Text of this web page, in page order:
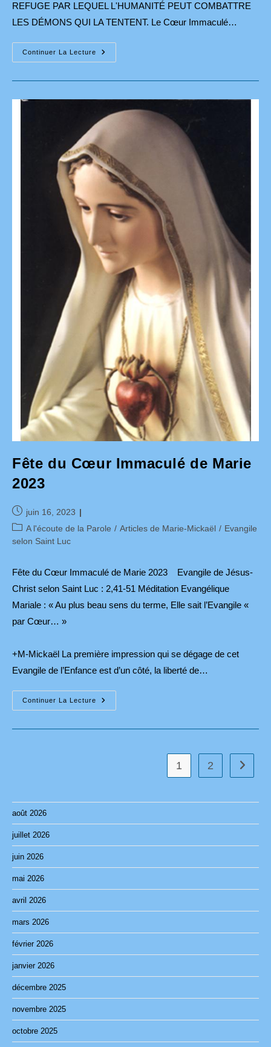
REFUGE PAR LEQUEL L'HUMANITÉ PEUT COMBATTRE
LES DÉMONS QUI LA TENTENT. Le Cœur Immaculé…
Continuer La Lecture
Messages
Donnés
Luz
Au
17
Juin
2023
Fête du Cœur Immaculé de Marie
2023
Publication
publiée :
juin 16, 2023
Post
category:
A l'écoute de la Parole / Articles de Marie-Mickaël / Evangile
selon Saint Luc
Fête du Cœur Immaculé de Marie 2023 Evangile de Jésus-
Christ selon Saint Luc : 2,41-51 Méditation Evangélique
Mariale : « Au plus beau sens du terme, Elle sait l’Evangile «
par Cœur… »
+M-Mickaël La première impression qui se dégage de cet
Evangile de l’Enfance est d’un côté, la liberté de…
Continuer La Lecture
Fête
Du
1 2 Aller à
août 2026
juillet 2026
juin 2026
mai 2026
avril 2026
mars 2026
février 2026
janvier 2026
décembre 2025
novembre 2025
octobre 2025